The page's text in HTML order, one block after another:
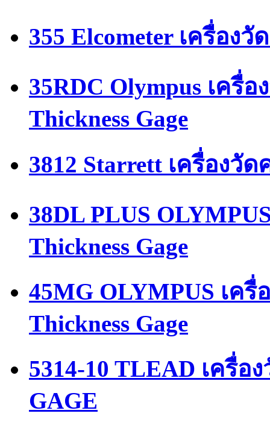
355 Elcometer เครื่อง
35RDC Olympus เครื่
Thickness Gage
3812 Starrett เครื่องวั
38DL PLUS
Thickness Gage
45MG OLYMPUS เค
Thickness Gage
5314-10 TLEAD เครื่
GAGE